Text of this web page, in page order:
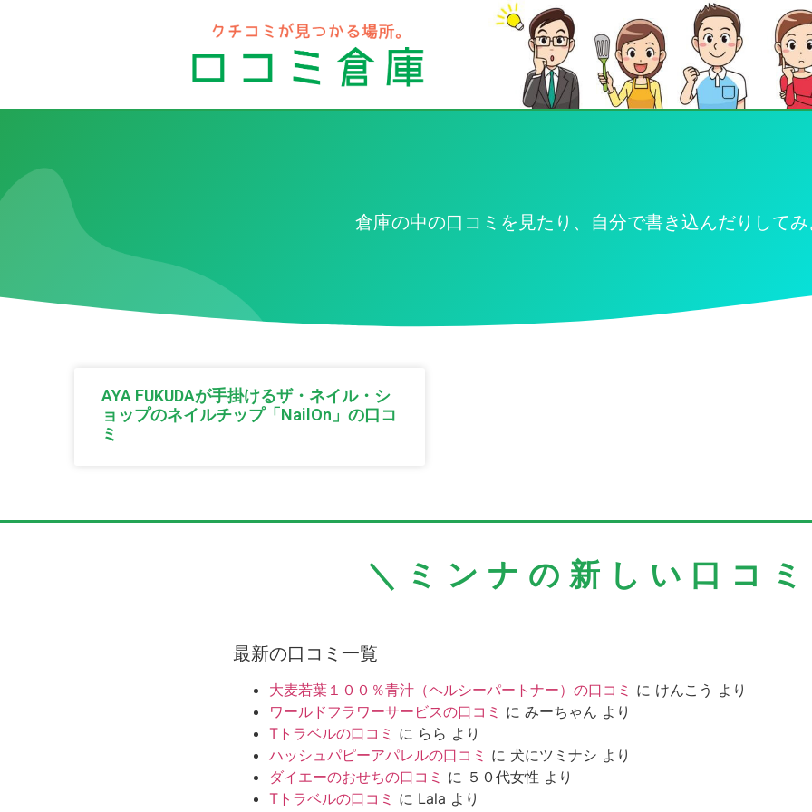
倉庫の中の口コミを見たり、自分で書き込んだりして
AYA FUKUDAが手掛けるザ・ネイル・シ
ョップのネイルチップ「NailOn」の口コ
ミ
＼ミンナの新しい口コ
最新の口コミ一覧
大麦若葉１００％青汁（ヘルシーパートナー）の口コミ に けんこう より
ワールドフラワーサービスの口コミ に みーちゃん より
Tトラベルの口コミ に らら より
ハッシュパピーアパレルの口コミ に 犬にツミナシ より
ダイエーのおせちの口コミ に ５０代女性 より
Tトラベルの口コミ に Lala より